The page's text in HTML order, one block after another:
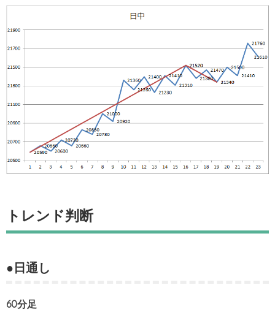
トレンド判断
●日通し
60分足